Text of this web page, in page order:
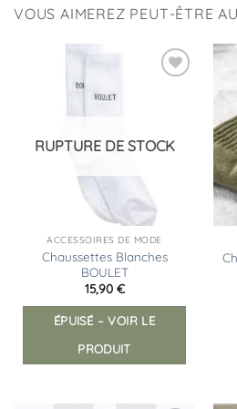
VOUS AIMEREZ PEUT-ÊTRE
RUPTURE DE STOCK
ACCESSOIRES DE MODE
Chaussettes Blanches
BOULET
15,90 €
ÉPUISÉ – VOIR LE
PRODUIT